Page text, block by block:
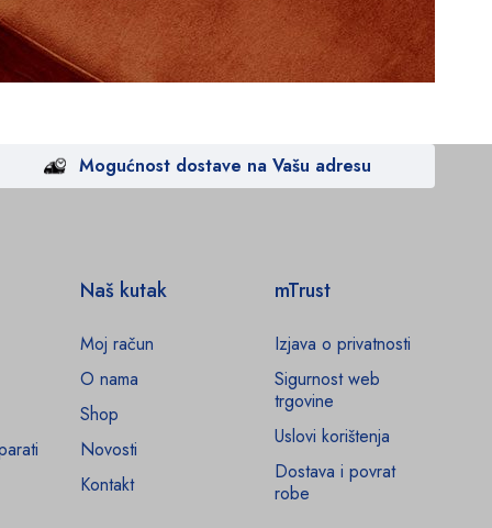
Mogućnost dostave na Vašu adresu
Naš kutak
Moj račun
O nama
Shop
Novosti
Kontakt
mTrust
Izjava o privatnosti
Sigurnost web
trgovine
Uslovi korištenja
Dostava i povrat
robe